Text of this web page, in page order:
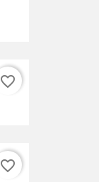
favorite_border
favorite_border